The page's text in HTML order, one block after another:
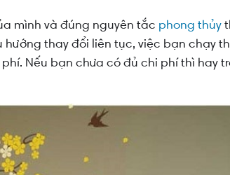
mình và đúng nguyên tắc phong thủy
thay đổi liên tục, việc bạn chạy
Nếu bạn chưa có đủ chi phí thì hay